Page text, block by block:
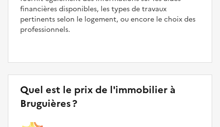
financières disponibles, les types de travaux
pertinents selon le logement, ou encore le choix des
professionnels.
Quel est le prix de l'immobilier à
Bruguières ?